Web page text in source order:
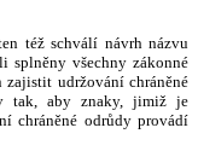
též schválí návrh názvu
splněny všechny zákonné
udržování chráněné
tak, aby znaky, jimiž je
chráněné odrůdy provádí